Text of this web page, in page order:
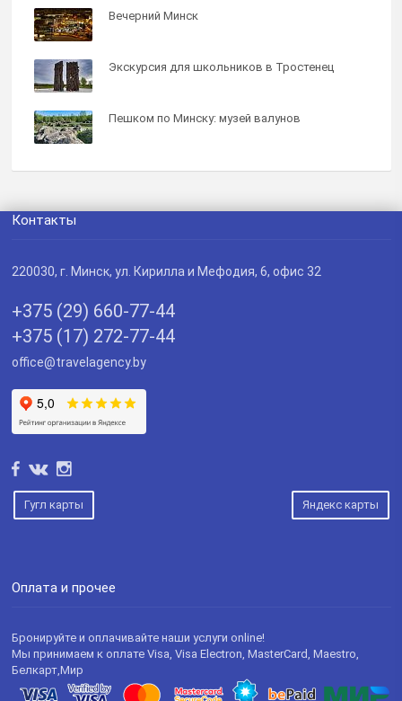
Вечерний Минск
Экскурсия для школьников в Тростенец
Пешком по Минску: музей валунов
Контакты
220030, г. Минск, ул. Кирилла и Мефодия, 6, офис 32
+375 (29) 660-77-44
+375 (17) 272-77-44
office@travelagency.by
Гугл карты Яндекс карты
Оплата и прочее
Бронируйте и оплачивайте наши услуги online!
Мы принимаем к оплате Visa, Visa Electron, MasterCard, Maestro,
Белкарт,Мир